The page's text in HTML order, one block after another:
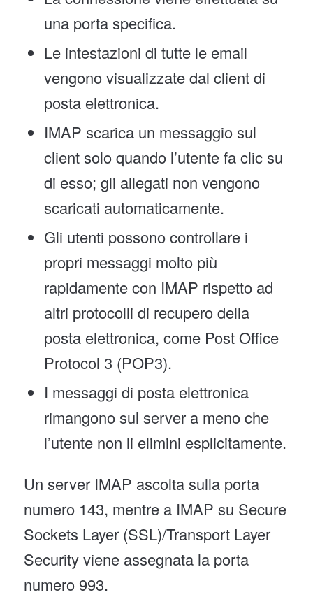
una porta specifica.
Le intestazioni di tutte le email
vengono visualizzate dal client di
posta elettronica.
IMAP scarica un messaggio sul
client solo quando l’utente fa clic su
di esso; gli allegati non vengono
scaricati automaticamente.
Gli utenti possono controllare i
propri messaggi molto più
rapidamente con IMAP rispetto ad
altri protocolli di recupero della
posta elettronica, come Post Office
Protocol 3 (POP3).
I messaggi di posta elettronica
rimangono sul server a meno che
l’utente non li elimini esplicitamente.
Un server IMAP ascolta sulla porta
numero 143, mentre a IMAP su Secure
Sockets Layer (SSL)/Transport Layer
Security viene assegnata la porta
numero 993.